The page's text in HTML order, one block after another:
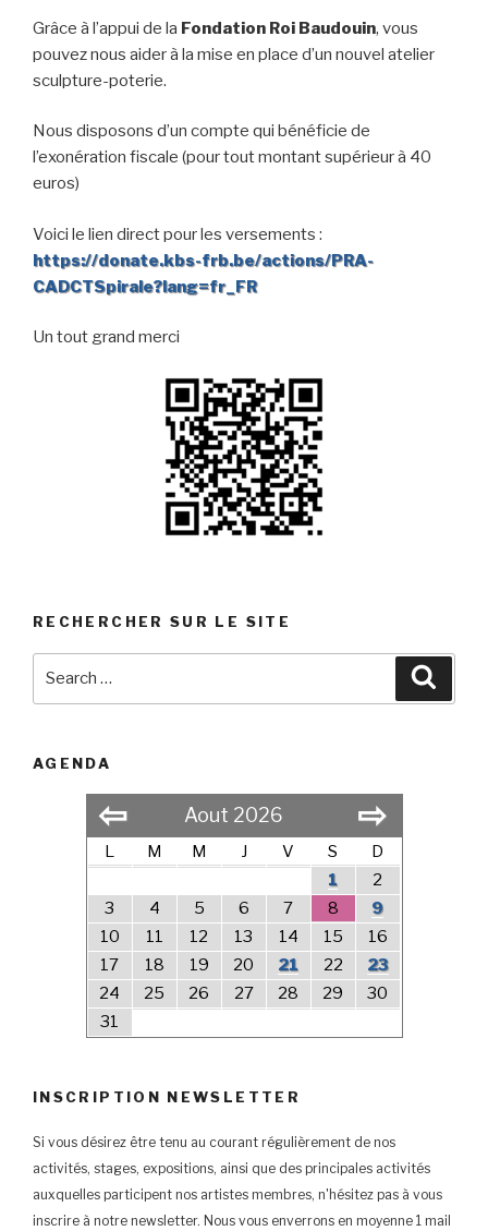
Grâce à l’appui de la Fondation Roi Baudouin, vous
pouvez nous aider à la mise en place d’un nouvel atelier
sculpture-poterie.
Nous disposons d’un compte qui bénéficie de
l’exonération fiscale (pour tout montant supérieur à 40
euros)
Voici le lien direct pour les versements :
https://donate.kbs-frb.be/actions/PRA-
CADCTSpirale?lang=fr_FR
Un tout grand merci
RECHERCHER SUR LE SITE
AGENDA
⇦ Aout 2026 ⇨
L M M J V S
D
1
2
3
4 5 6 7 8
9
10
11 12 13 14 15
16
17
18 19 20 21 22
23
24
25 26 27 28 29
30
31
INSCRIPTION NEWSLETTER
Si vous désirez être tenu au courant régulièrement de nos
activités, stages, expositions, ainsi que des principales activités
auxquelles participent nos artistes membres, n'hésitez pas à vous
inscrire à notre newsletter. Nous vous enverrons en moyenne 1 mail